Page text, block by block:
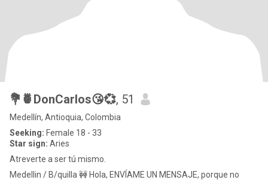
💐🍍DonCarlos😘💞, 51
Medellín, Antioquia, Colombia
Seeking: Female 18 - 33
Star sign: Aries
Atreverte a ser tú mismo.
Medellin / B/quilla 🚧 Hola, ENVÍAME UN MENSAJE, porque no